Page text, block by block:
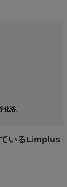
化浴,
いるLimplus